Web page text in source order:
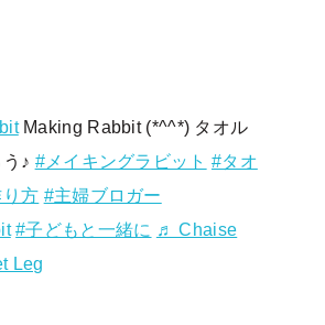
Making Rabbit (*^^*) タオル
♪ #メイキングラビット #タオ
方 #主婦ブロガー
#子どもと一緒に ♬ Chaise
Leg